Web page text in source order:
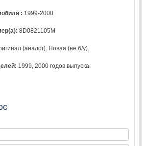
: 1999-2000
8D0821105M
(аналог). Новая (не б/у).
1999 ,2000 годов выпуска.